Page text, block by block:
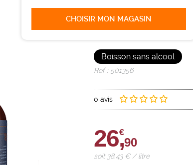
CHOISIR MON MAGASIN
LYRE'S
Boisson sans alcool
Ref : 501356
0 avis
26,
€
90
soit 38,43 € / litre